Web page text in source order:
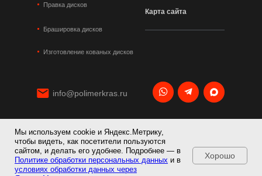
Правка дисков
Брашировка дисков
Изготовление кованых дисков
Карта сайта
info@polimerkras.ru
+7 495 120 21 36
Мы используем cookie и Яндекс.Метрику,
чтобы видеть, как посетители пользуются
сайтом, и делать его удобнее. Подробнее — в
Политике обработки персональных данных и в
условиях обработки данных через
Хорошо